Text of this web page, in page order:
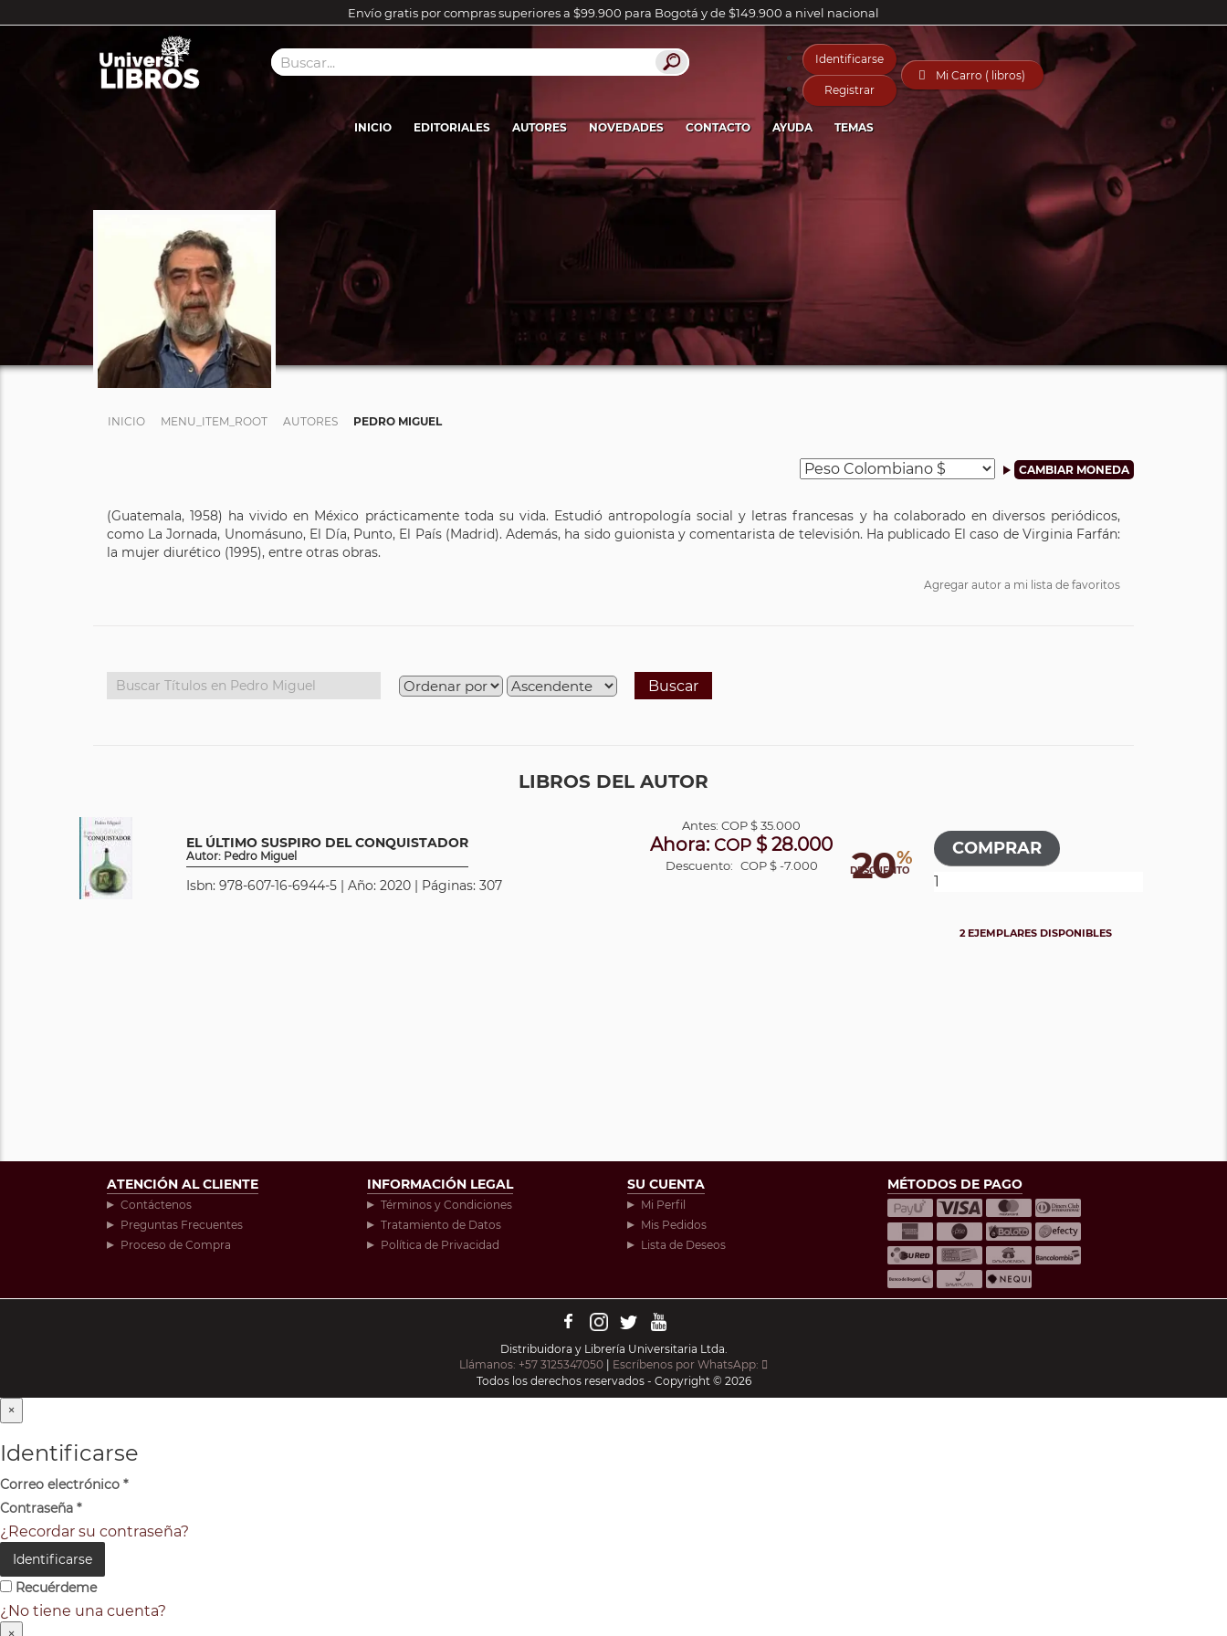
Envío gratis por compras superiores a $99.900 para Bogotá y de $149.900 a nivel nacional
Identificarse
Registrar
 Mi Carro ( libros)
INICIO EDITORIALES AUTORES NOVEDADES CONTACTO AYUDA TEMAS
INICIO MENU_ITEM_ROOT AUTORES PEDRO MIGUEL
(Guatemala, 1958) ha vivido en México prácticamente toda su vida. Estudió antropología social y letras francesas y ha colaborado en diversos periódicos,
como La Jornada, Unomásuno, El Día, Punto, El País (Madrid). Además, ha sido guionista y comentarista de televisión. Ha publicado El caso de Virginia Farfán:
la mujer diurético (1995), entre otras obras.
Agregar autor a mi lista de favoritos
Buscar
LIBROS DEL AUTOR
EL ÚLTIMO SUSPIRO DEL CONQUISTADOR
Autor: Pedro Miguel
Isbn: 978-607-16-6944-5 | Año: 2020 | Páginas: 307 20%
DESCUENTO
Antes:COP$ 35.000
Ahora: COP $ 28.000
Descuento: COP $ -7.000
2 EJEMPLARES DISPONIBLES
ATENCIÓN AL CLIENTE
Contáctenos
Preguntas Frecuentes
Proceso de Compra
INFORMACIÓN LEGAL
Términos y Condiciones
Tratamiento de Datos
Política de Privacidad
SU CUENTA
Mi Perfil
Mis Pedidos
Lista de Deseos
MÉTODOS DE PAGO
Distribuidora y Librería Universitaria Ltda.
Llámanos: +57 3125347050
Escríbenos por WhatsApp:
Todos los derechos reservados - Copyright © 2026
×
Identificarse
Correo electrónico *
Contraseña *
¿Recordar su contraseña?
Identificarse
Recuérdeme
¿No tiene una cuenta?